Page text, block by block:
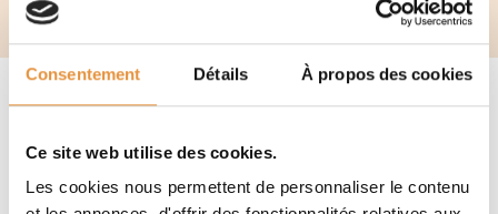
Consentement Détails À propos des cookies
Ce site web utilise des cookies.
Les cookies nous permettent de personnaliser le contenu